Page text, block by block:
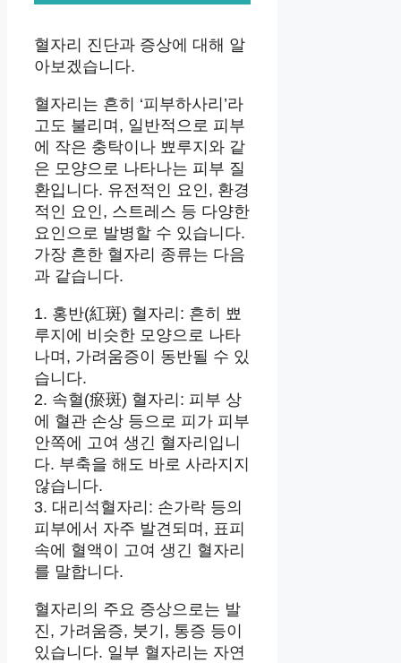
혈자리 진단과 증상에 대해 알
아보겠습니다.
혈자리는 흔히 ‘피부하사리’라
고도 불리며, 일반적으로 피부
에 작은 충탁이나 뾰루지와 같
은 모양으로 나타나는 피부 질
환입니다. 유전적인 요인, 환경
적인 요인, 스트레스 등 다양한
요인으로 발병할 수 있습니다.
가장 흔한 혈자리 종류는 다음
과 같습니다.
1. 홍반(紅斑) 혈자리: 흔히 뾰
루지에 비슷한 모양으로 나타
나며, 가려움증이 동반될 수 있
습니다.
2. 속혈(瘀斑) 혈자리: 피부 상
에 혈관 손상 등으로 피가 피부
안쪽에 고여 생긴 혈자리입니
다. 부축을 해도 바로 사라지지
않습니다.
3. 대리석혈자리: 손가락 등의
피부에서 자주 발견되며, 표피
속에 혈액이 고여 생긴 혈자리
를 말합니다.
혈자리의 주요 증상으로는 발
진, 가려움증, 붓기, 통증 등이
있습니다. 일부 혈자리는 자연